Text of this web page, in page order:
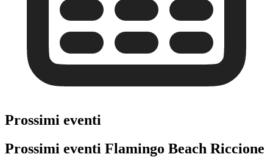
Prossimi eventi
Prossimi eventi Flamingo Beach Riccione